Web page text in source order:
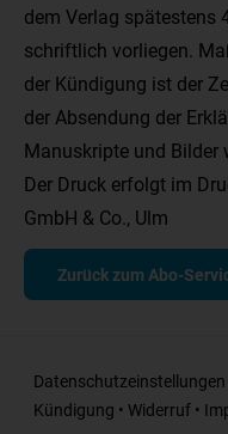
dem Verlag spätestens
schriftlich vorliegen.
der Kündigung ist der
der Absendung der
Manuskripte und Bilder
Der Druck erfolgt im
GmbH & Co., Ulm
Zurück zum Abo-
Kündigung • Widerruf •